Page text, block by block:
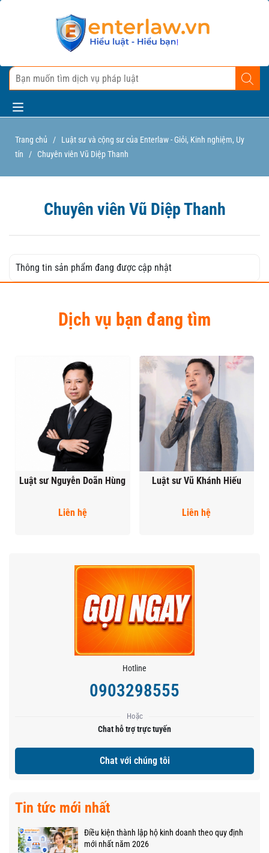
Trang chủ /
Luật sư và cộng sư của Enterlaw - Giỏi, Kinh nghiệm, Uy
tín
/ Chuyên viên Vũ Diệp Thanh
Chuyên viên Vũ Diệp Thanh
Thông tin sản phẩm đang được cập nhật
Dịch vụ bạn đang tìm
Luật sư Nguyễn Doãn Hùng
Liên hệ
Luật sư Vũ Khánh Hiếu
Liên hệ
Hotline
0903298555
Hoặc
Chat hỗ trợ trực tuyến
Chat với chúng tôi
Tin tức mới nhất
Điều kiện thành lập hộ kinh doanh theo quy định
mới nhất năm 2026